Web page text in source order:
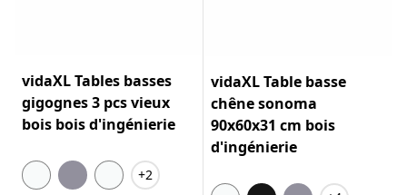
vidaXL Tables basses
gigognes 3 pcs vieux
bois bois d'ingénierie
+2
vidaXL Table basse
chêne sonoma
90x60x31 cm bois
d'ingénierie